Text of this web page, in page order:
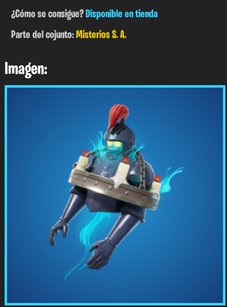
¿Cómo se consigue?Disponible en tienda
Parte del cojunto:Misterios S. A.
Imagen: